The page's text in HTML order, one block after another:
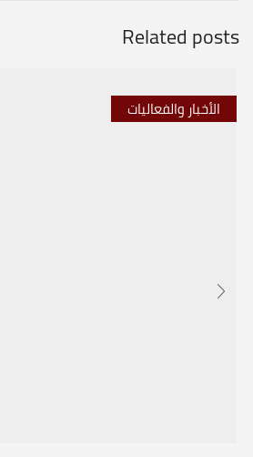
Related posts
الأخبار والفعاليات